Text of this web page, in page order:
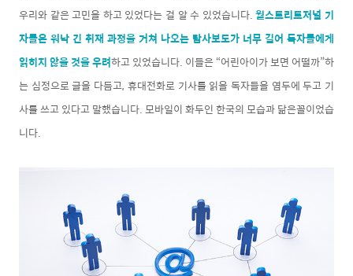
우리와 같은 고민을 하고 있었다는 걸 알 수 있었습니다.월스트리트저널 기
자들은 워낙 긴 취재 과정을 거쳐 나오는 탐사보도가 너무 길어 독자들에게
읽히지 않을 것을 우려하고 있었습니다. 이들은 “어린아이가 보면 어떨까”하
는 심정으로 글을 다듬고, 휴대전화로 기사를 읽을 독자들을 염두에 두고 기
사를 쓰고 있다고 말했습니다. 모바일이 화두인 한국의 모습과 닮은꼴이었습
니다.